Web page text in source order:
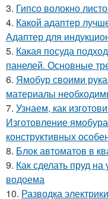
3. Гипсо волокно
4. Какой адаптер
Адаптер для
5. Какая посуда
панелей. Основные
6. Ямобур своими
материалы
7. Узнаем, как
Изготовление
конструктивных
8. Блок автоматов в
9. Как сделать пруд
водоема
10. Разводка